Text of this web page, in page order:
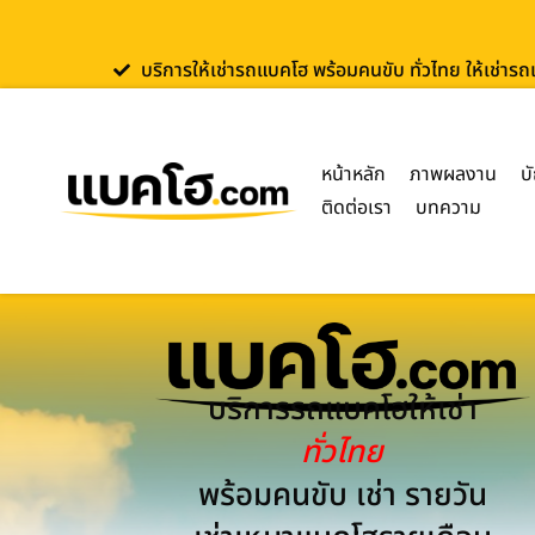
บริการให้เช่ารถแบคโฮ พร้อมคนขับ ทั่วไทย ให้เช่า
หน้าหลัก ภาพผลงาน
ติดต่อเรา
บทความ
บริการรถแบคโฮให้เช่า
ทั่วไทย
พร้อมคนขับ เช่า รายวัน